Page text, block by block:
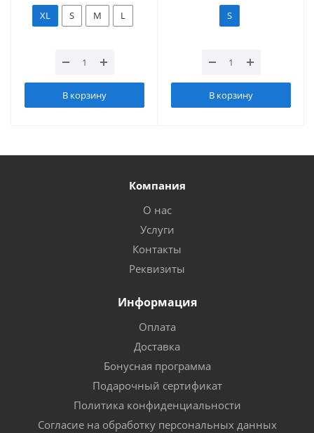
XL S M L
В корзину
S
В корзину
Компания
О нас
Услуги
Контакты
Реквизиты
Информация
Оплата
Доставка
Бонусная программа
Подарочный сертификат
Политика конфиденциальности
Согласие на обработку персональных данных